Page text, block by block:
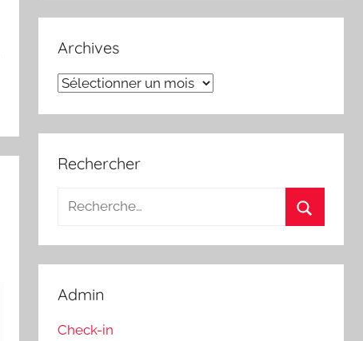
Archives
Archives
Rechercher
Recherche
:
Admin
Check-in